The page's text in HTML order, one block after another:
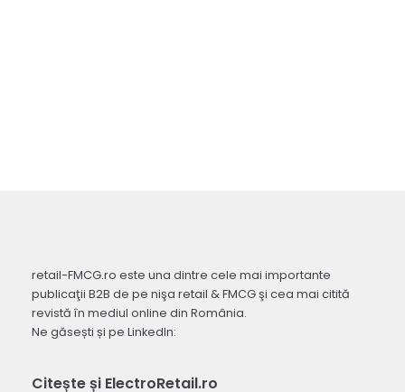
retail-FMCG.ro este una dintre cele mai importante
publicaţii B2B de pe nişa retail & FMCG şi cea mai citită
revistă în mediul online din România.
Ne găsești și pe LinkedIn:
Citește și ElectroRetail.ro